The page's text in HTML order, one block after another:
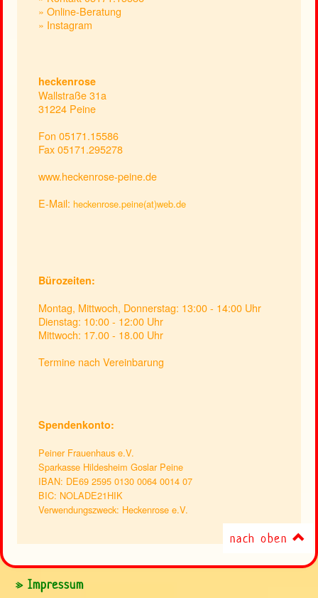
» Online-Beratung
» Instagram
heckenrose
Wallstraße 31a
31224 Peine
Fon 05171.15586
Fax 05171.295278
www.heckenrose-peine.de
E-Mail: heckenrose.peine(at)web.de
Bürozeiten:
Montag, Mittwoch, Donnerstag: 13:00 - 14:00 Uhr
Dienstag: 10:00 - 12:00 Uhr
Mittwoch: 17.00 - 18.00 Uhr
Termine nach Vereinbarung
Spendenkonto:
Peiner Frauenhaus e.V.
Sparkasse Hildesheim Goslar Peine
IBAN: DE69 2595 0130 0064 0014 07
BIC: NOLADE21HIK
Verwendungszweck: Heckenrose e.V.
nach oben
» Impressum